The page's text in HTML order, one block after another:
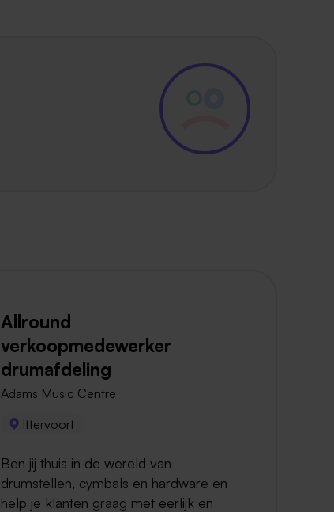
Allround
verkoopmedewerker
drumafdeling
Adams Music Centre
Ittervoort
Ben jij thuis in de wereld van
drumstellen, cymbals en hardware en
help je klanten graag met eerlijk en